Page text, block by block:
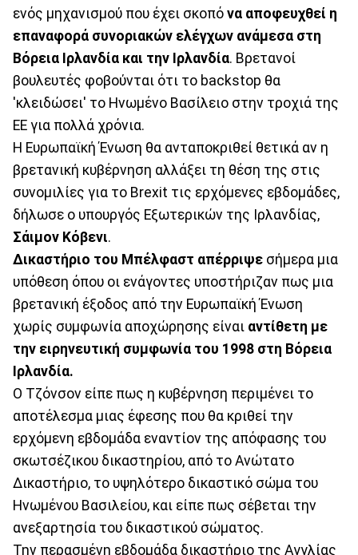
ενός μηχανισμού που έχει σκοπό να αποφευχθεί η
επαναφορά συνοριακών ελέγχων ανάμεσα στη
Βόρεια Ιρλανδία και την Ιρλανδία. Βρετανοί
βουλευτές φοβούνται ότι το backstop θα
'κλειδώσει' το Ηνωμένο Βασίλειο στην τροχιά της
ΕΕ για πολλά χρόνια.
Η Ευρωπαϊκή Ένωση θα ανταποκριθεί θετικά αν η
βρετανική κυβέρνηση αλλάξει τη θέση της στις
συνομιλίες για το Brexit τις ερχόμενες εβδομάδες,
δήλωσε ο υπουργός Εξωτερικών της Ιρλανδίας,
Σάιμον Κόβενι.
Δικαστήριο του Μπέλφαστ απέρριψε σήμερα μια
υπόθεση όπου οι ενάγοντες υποστήριζαν πως μια
βρετανική έξοδος από την Ευρωπαϊκή Ένωση
χωρίς συμφωνία αποχώρησης είναι αντίθετη με
την ειρηνευτική συμφωνία του 1998 στη Βόρεια
Ιρλανδία.
Ο Τζόνσον είπε πως η κυβέρνηση περιμένει το
αποτέλεσμα μιας έφεσης που θα κριθεί την
ερχόμενη εβδομάδα εναντίον της απόφασης του
σκωτσέζικου δικαστηρίου, από το Ανώτατο
Δικαστήριο, το υψηλότερο δικαστικό σώμα του
Ηνωμένου Βασιλείου, και είπε πως σέβεται την
ανεξαρτησία του δικαστικού σώματος.
Την περασμένη εβδομάδα δικαστήριο της Αγγλίας